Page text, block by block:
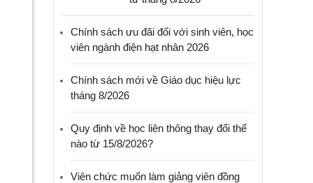
Chính sách ưu đãi đối với sinh viên, học
viên ngành điện hạt nhân 2026
Chính sách mới về Giáo dục hiệu lực
tháng 8/2026
Quy định về học liên thông thay đổi thế
nào từ 15/8/2026?
Viên chức muốn làm giảng viên đồng